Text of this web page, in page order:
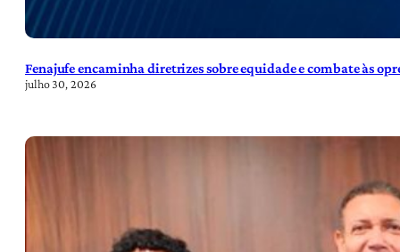
Fenajufe encaminha diretrizes sobre equidade e combate às
julho 30, 2026